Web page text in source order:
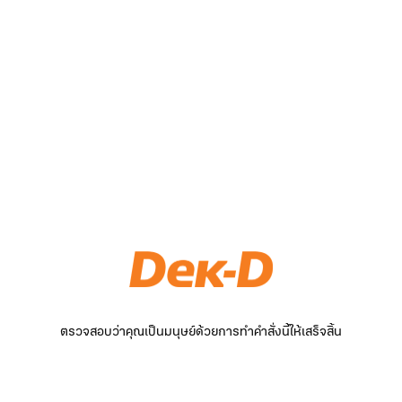
ตรวจสอบว่าคุณเป็นมนุษย์ด้วยการทำคำสั่งนี้ให้เสร็จสิ้น